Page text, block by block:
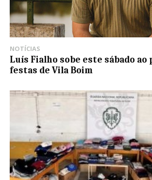
NOTÍCIAS
Luís Fialho sobe este sábado ao
festas de Vila Boim